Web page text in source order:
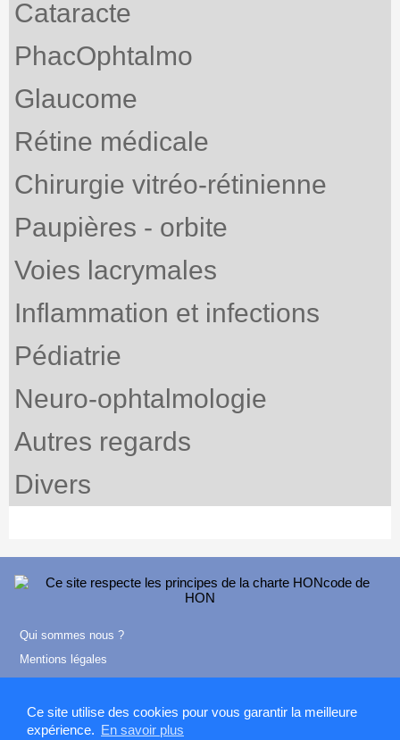
Ce site utilise des cookies pour vous garantir la meilleure
expérience. En savoir plus
Cataracte
PhacOphtalmo
Glaucome
Rétine médicale
Chirurgie vitréo-rétinienne
Paupières - orbite
Voies lacrymales
Inflammation et infections
Pédiatrie
Neuro-ophtalmologie
Autres regards
Divers
Qui sommes nous ?
Mentions légales